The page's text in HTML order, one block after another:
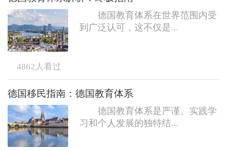
德国教育体系在世界范围内受
到广泛认可，这不仅是...
4862 人看过
德国移民指南：德国教育体系
德国教育体系是严谨、实践学
习和个人发展的独特结...